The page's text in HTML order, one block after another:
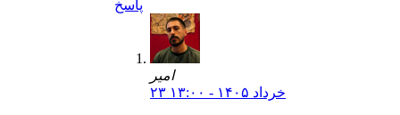
پاسخ
امیر
۲۳ خرداد ۱۴۰۵ - ۱۳:۰۰